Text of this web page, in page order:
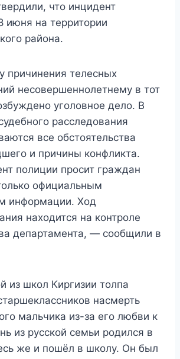
что инцидент
июня на территории
района.
причинения телесных
несовершеннолетнему в тот
уголовное дело. В
расследования
все обстоятельства
и причины конфликта.
полиции просит граждан
официальным
информации. Ход
находится на контроле
департамента, — сообщили в
из школ Киргизии толпа
насмерть
мальчика из-за его любви к
из русской семьи родился в
же и пошёл в школу. Он был